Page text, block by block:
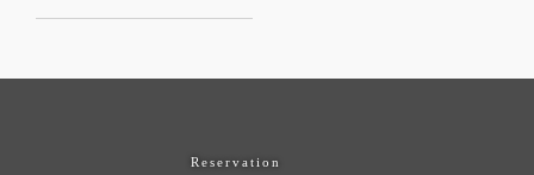
Reservation